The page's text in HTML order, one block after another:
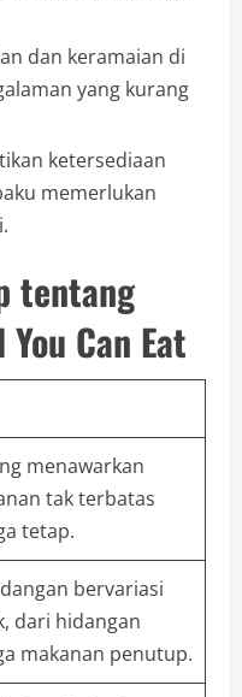
dan keramaian di
yang kurang
ketersediaan
memerlukan
tentang
Can Eat
menawarkan
tak terbatas
tetap.
bervariasi
dari hidangan
makanan penutup.